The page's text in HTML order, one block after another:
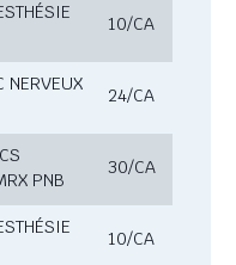
10/CA
NERVEUX
24/CA
PNB
30/CA
10/CA